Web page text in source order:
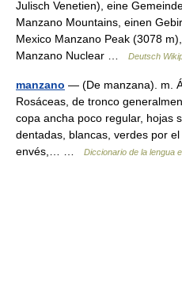
Julisch Venetien), eine
Manzano Mountains, einen
Mexico Manzano Peak (3078
Manzano Nuclear …
Deutsch
manzano — (De manzana). m.
Rosáceas, de tronco
copa ancha poco regular, hojas
dentadas, blancas, verdes por
envés,… …
Diccionario de la lengua